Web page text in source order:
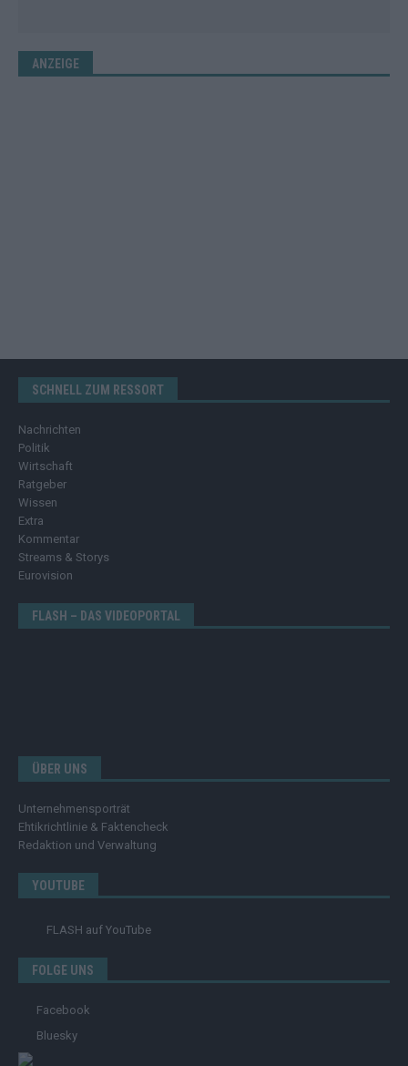
ANZEIGE
SCHNELL ZUM RESSORT
Nachrichten
Politik
Wirtschaft
Ratgeber
Wissen
Extra
Kommentar
Streams & Storys
Eurovision
FLASH – DAS VIDEOPORTAL
ÜBER UNS
Unternehmensporträt
Ehtikrichtlinie & Faktencheck
Redaktion und Verwaltung
YOUTUBE
FLASH auf YouTube
FOLGE UNS
Facebook
Bluesky